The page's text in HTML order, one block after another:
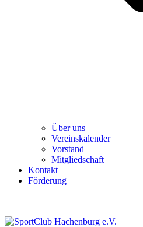
Über uns
Ver­einska­len­der
Vor­stand
Mit­glied­schaft
Kon­takt
För­de­rung